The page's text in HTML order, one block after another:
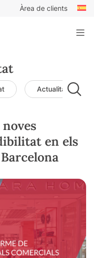
Àrea de clients
Actualitat de
en els